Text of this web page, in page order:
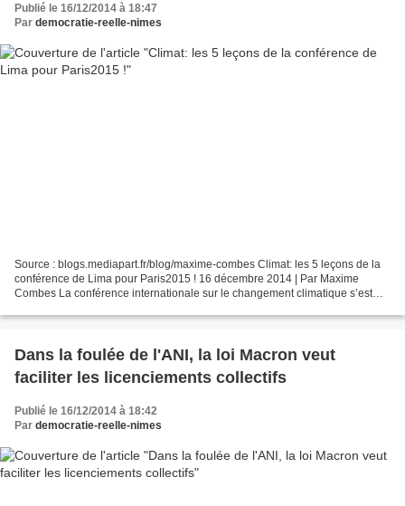
Publié le 16/12/2014 à 18:47
Par democratie-reelle-nimes
Source : blogs.mediapart.fr/blog/maxime-combes Climat: les 5 leçons de la
conférence de Lima pour Paris2015 ! 16 décembre 2014 | Par Maxime
Combes La conférence internationale sur le changement climatique s’est
Dans la foulée de l'ANI, la loi Macron veut
faciliter les licenciements collectifs
Publié le 16/12/2014 à 18:42
Par democratie-reelle-nimes